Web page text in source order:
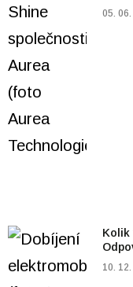
05.
Kolik
10. 12.